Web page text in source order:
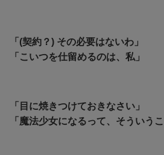
「(契約？) その必要はないわ」
「こいつを仕留めるのは、私」
「目に焼きつけておきなさい」
「魔法少女になるって、そういうこ